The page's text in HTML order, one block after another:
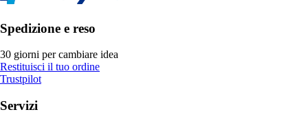
Spedizione e reso
30 giorni per cambiare idea
Restituisci il tuo ordine
Trustpilot
Servizi